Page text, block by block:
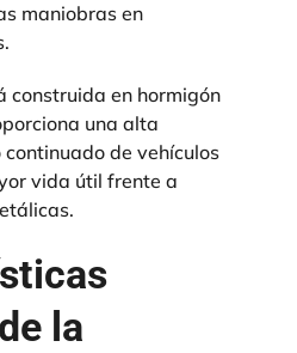
maniobras en
construida en hormigón
una alta
de vehículos
vida útil frente a
la